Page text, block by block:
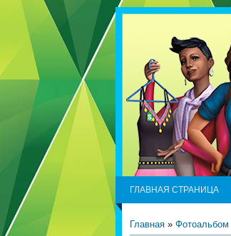
ГЛАВНАЯ СТРАНИЦА
Главная » Фотоальбом